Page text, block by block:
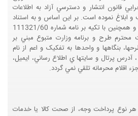
نامه اجرايي قانون انتشار و دسترسي آزاد به اطلاعات
را تصويب و ابلاغ نموده است. بر اين اساس و به استناد
مواد 5 و 9 آيين نامه اجرايي و همچنين با تکيه بر نامه شماره 111321/60
1394 معاونت محترم طرح و برنامه وزارت متبوع مبني بر
بنگاهها و واحدها به تفکيک و اعم از نام
پرتال و سايتها ي اطلاع رساني، ايميل،
اقلام محرمانه تلقي نمي گردد.
هر نوع پرداخت وجه، از صحت کالا یا خدمات